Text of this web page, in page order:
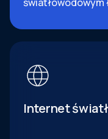
Internet